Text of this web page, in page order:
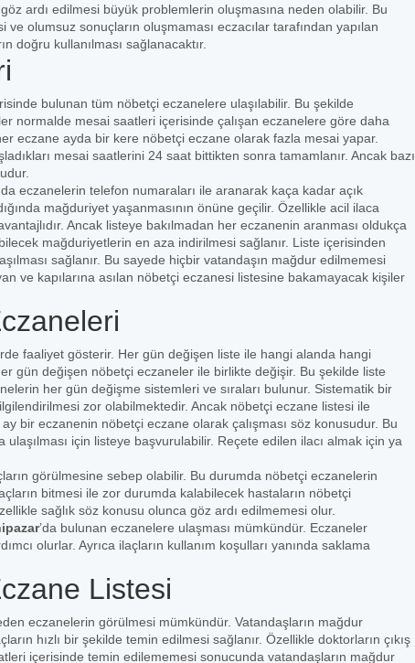
ardı edilmesi büyük problemlerin oluşmasına neden olabilir. Bu
olumsuz sonuçların oluşmaması eczacılar tarafından yapılan
doğru kullanılması sağlanacaktır.
bulunan tüm nöbetçi eczanelere ulaşılabilir. Bu şekilde
normalde mesai saatleri içerisinde çalışan eczanelere göre daha
eczane ayda bir kere nöbetçi eczane olarak fazla mesai yapar.
mesai saatlerini 24 saat bittikten sonra tamamlanır. Ancak bazı
eczanelerin telefon numaraları ile aranarak kaça kadar açık
mağduriyet yaşanmasının önüne geçilir. Özellikle acil ilaca
Ancak listeye bakılmadan her eczanenin aranması oldukça
mağduriyetlerin en aza indirilmesi sağlanır. Liste içerisinden
sağlanır. Bu sayede hiçbir vatandaşın mağdur edilmemesi
ve kapılarına asılan nöbetçi eczanesi listesine bakamayacak kişiler
faaliyet gösterir. Her gün değişen liste ile hangi alanda hangi
gün değişen nöbetçi eczaneler ile birlikte değişir. Bu şekilde liste
her gün değişme sistemleri ve sıraları bulunur. Sistematik bir
zor olabilmektedir. Ancak nöbetçi eczane listesi ile
bir eczanenin nöbetçi eczane olarak çalışması söz konusudur. Bu
için listeye başvurulabilir. Reçete edilen ilacı almak için ya
görülmesine sebep olabilir. Bu durumda nöbetçi eczanelerin
bitmesi ile zor durumda kalabilecek hastaların nöbetçi
sağlık söz konusu olunca göz ardı edilmemesi olur.
’da bulunan eczanelere ulaşması mümkündür. Eczaneler
olurlar. Ayrıca ilaçların kullanım koşulları yanında saklama
Listesi
eczanelerin görülmesi mümkündür. Vatandaşların mağdur
hızlı bir şekilde temin edilmesi sağlanır. Özellikle doktorların çıkış
içerisinde temin edilememesi sonucunda vatandaşların mağdur